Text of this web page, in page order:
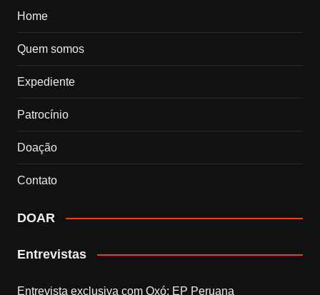
Home
Quem somos
Expediente
Patrocínio
Doação
Contato
DOAR
Entrevistas
Entrevista exclusiva com Qxó: EP Peruana